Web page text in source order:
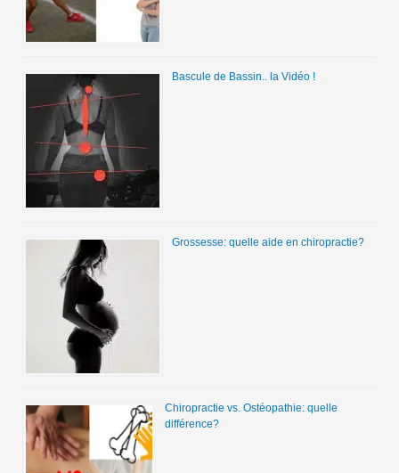
Bascule de Bassin.. la Vidéo !
Grossesse: quelle aide en chiropractie?
Chiropractie vs. Ostéopathie: quelle
différence?